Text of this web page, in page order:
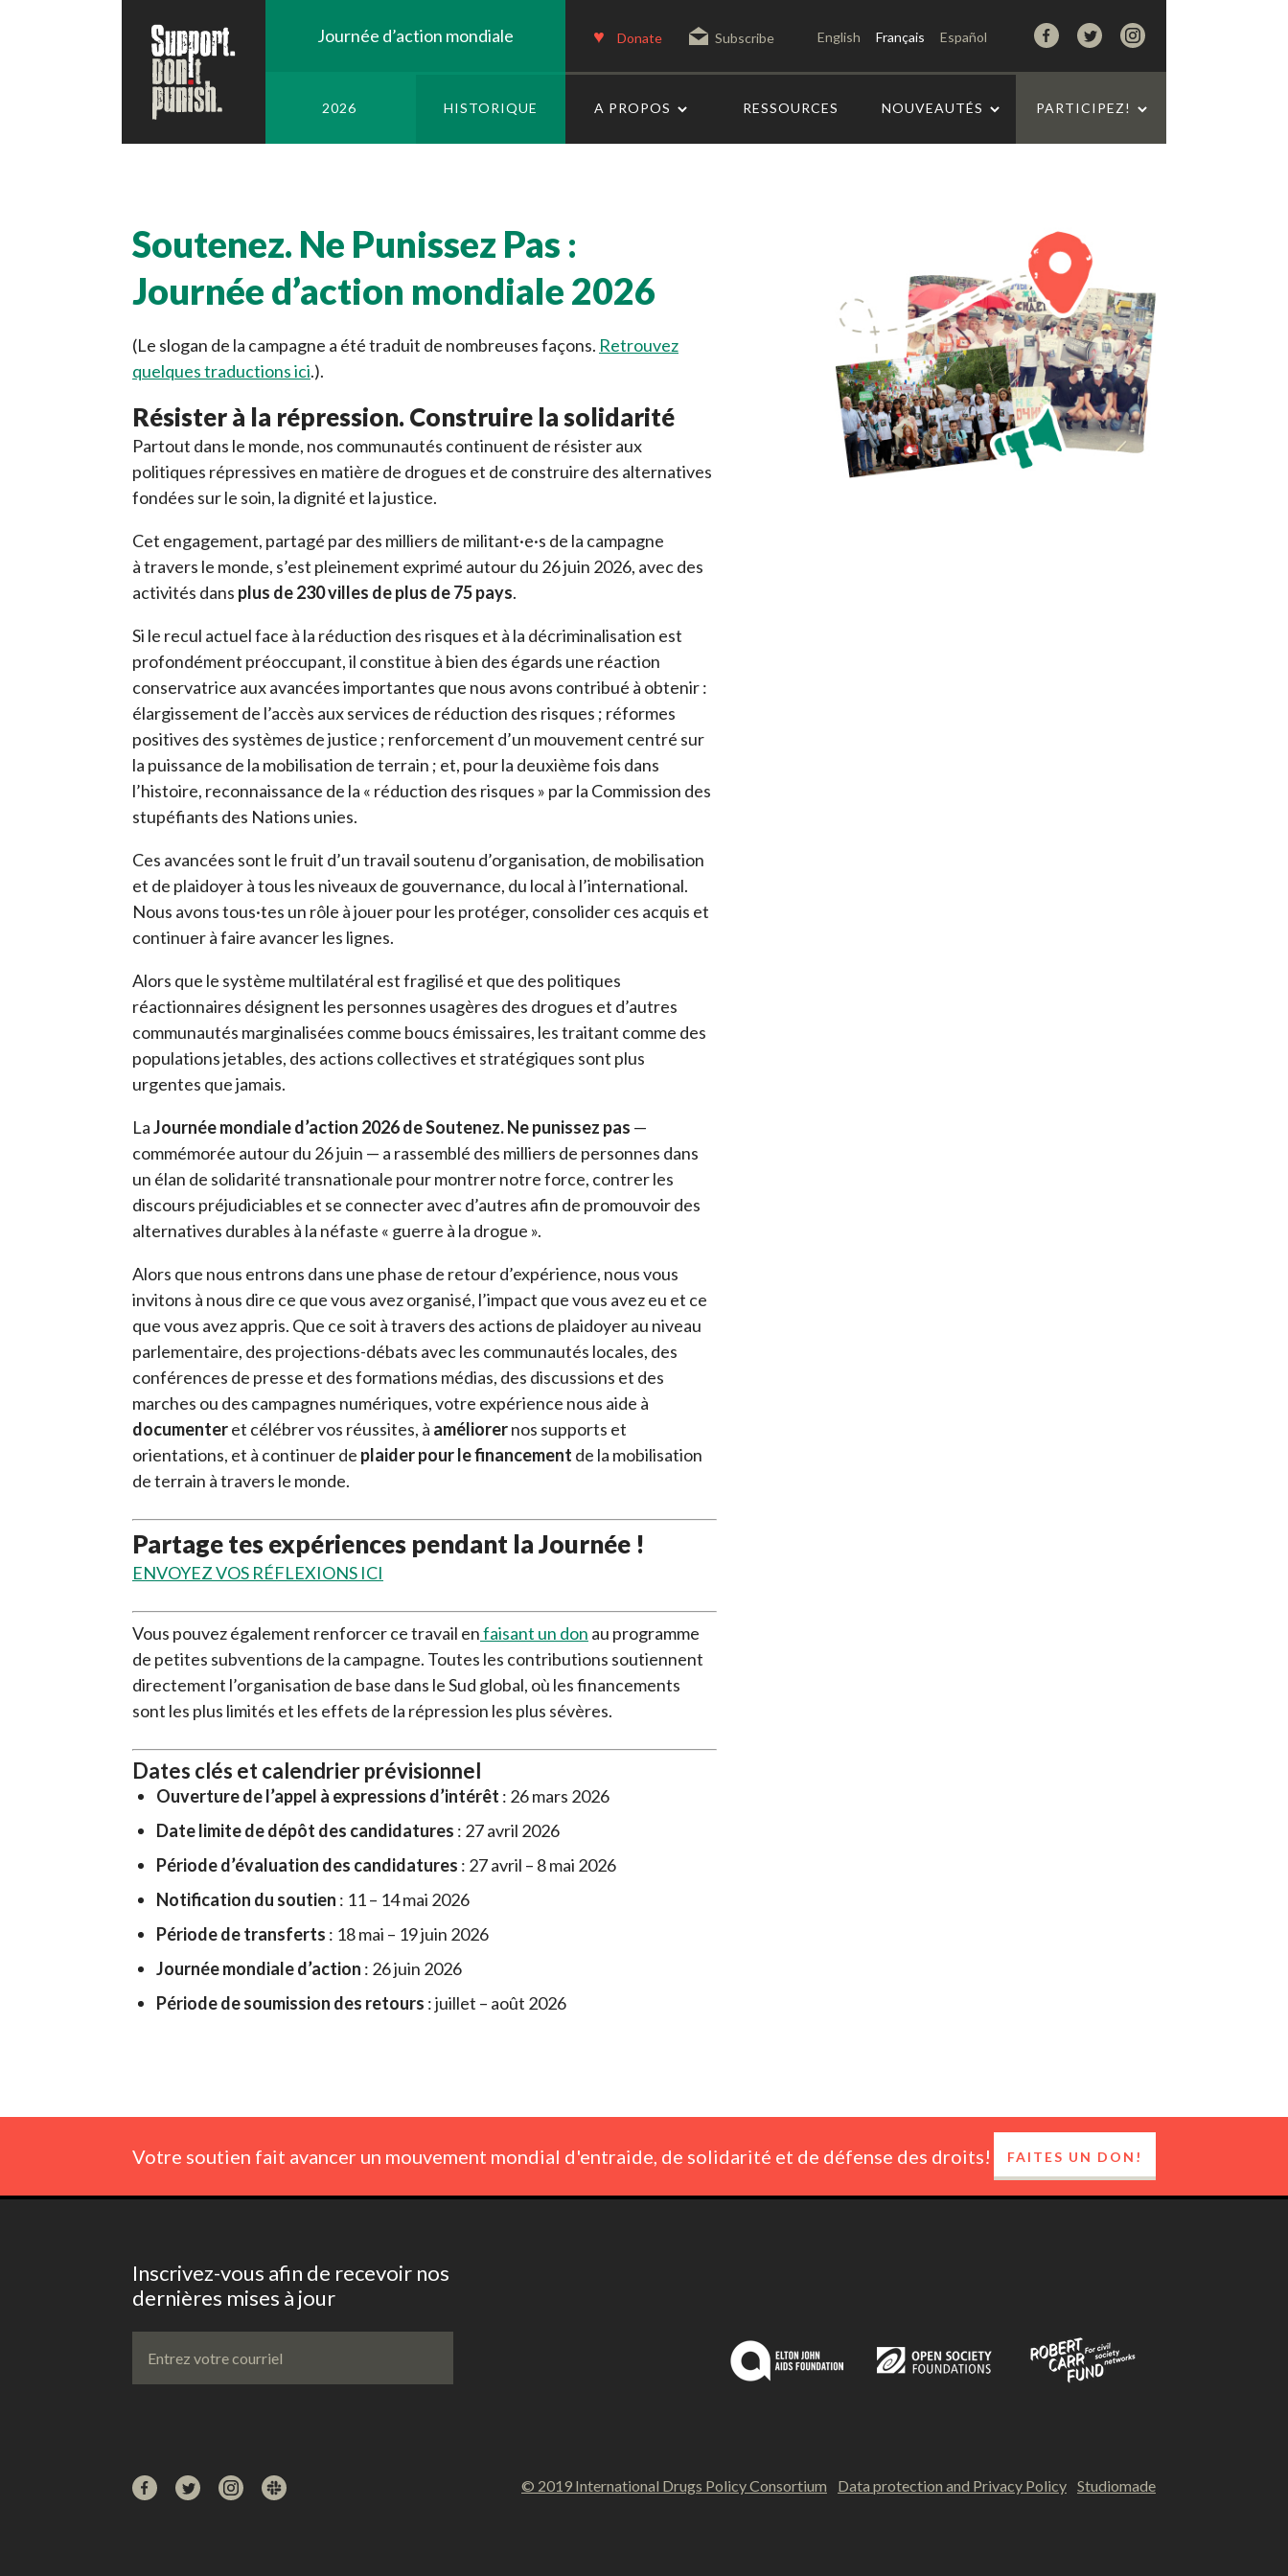
Journée d’action mondiale Donate Subscribe English Français Español
2026 HISTORIQUE A PROPOS RESSOURCES NOUVEAUTÉS PARTICIPEZ!
Soutenez. Ne Punissez Pas :
Journée d’action mondiale 2026
(Le slogan de la campagne a été traduit de nombreuses façons. Retrouvez
quelques traductions ici.).
Résister à la répression. Construire la solidarité
Partout dans le monde, nos communautés continuent de résister aux
politiques répressives en matière de drogues et de construire des alternatives
fondées surle soin, la dignité et la justice.
Cet engagement, partagé par des milliers de militant·e·s de la campagne
à travers le monde, s’est pleinement exprimé autour du 26 juin 2026, avec des
activités dans plus de 230 villes de plus de 75 pays.
Si le recul actuel face à la réduction des risques et à la décriminalisation est
profondément préoccupant, il constitue à bien des égards une réaction
conservatrice auxavancées importantes que nous avons contribué à obtenir:
élargissement de l’accès aux services de réduction des risques ; réformes
positives des systèmes de justice ; renforcement d’un mouvement centré sur
la puissance de la mobilisation de terrain ; et, pour la deuxième fois dans
l’histoire, reconnaissance de la « réduction des risques » par la Commission des
stupéfiants des Nations unies.
Ces avancées sont le fruit d’untravail soutenu d’organisation, de mobilisation
et de plaidoyer à tous les niveaux de gouvernance, du local à l’international.
Nous avons tous·tes un rôle à jouer pour les protéger, consolider ces acquis et
continuer à faire avancer les lignes.
Alors que le système multilatéral est fragilisé et que des politiques
réactionnaires désignent les personnes usagères des drogues et d’autres
communautés marginalisées comme boucs émissaires, les traitant comme des
populations jetables, des actions collectives et stratégiques sont plus
urgentes que jamais.
LaJournée mondiale d’action 2026 de Soutenez. Ne punissez pas —
commémorée autour du 26 juin — a rassemblé des milliers de personnes dans
un élan de solidarité transnationale pour montrer notre force, contrer les
discours préjudiciables et se connecter avec d’autres afin de promouvoir des
alternatives durables à la néfaste « guerre à la drogue ».
Alors que nous entrons dans une phase de retour d’expérience, nous vous
invitons à nous dire ce que vous avez organisé, l’impact que vous avez eu et ce
que vous avez appris. Que ce soit à travers des actions de plaidoyer au niveau
parlementaire, des projections-débats avec les communautés locales, des
conférences de presse et des formations médias, des discussions et des
marches ou des campagnes numériques, votre expérience nous aide à
documenteret célébrer vos réussites, à améliorernos supports et
orientations, et à continuer de plaider pour le financement de la mobilisation
de terrain à travers le monde.
Partage tes expériences pendant la Journée !
ENVOYEZ VOS RÉFLEXIONS ICI
Vous pouvez également renforcer ce travail enfaisant un don au programme
de petites subventions de la campagne. Toutes les contributions soutiennent
directement l’organisation de base dans le Sud global, où les financements
sont les plus limités et les effets de la répression les plus sévères.
Dates clés et calendrier prévisionnel
Ouverture de l’appel à expressions d’intérêt : 26 mars 2026
Date limite de dépôt des candidatures : 27 avril 2026
Période d’évaluation des candidatures : 27 avril – 8 mai 2026
Notification du soutien : 11 – 14 mai 2026
Période de transferts : 18 mai – 19 juin 2026
Journée mondiale d’action : 26 juin 2026
Période de soumission des retours : juillet – août 2026
Votre soutien fait avancer un mouvement mondial d'entraide, de solidarité et de défense des droits! FAITES UN DON!
Inscrivez-vous afin de recevoir nos
dernières mises à jour
© 2019 International Drugs Policy Consortium Data protection and Privacy Policy Studiomade